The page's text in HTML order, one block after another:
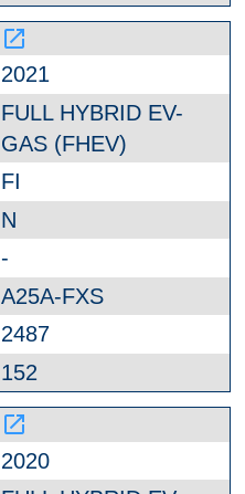
launch
2021
FULL HYBRID EV-
GAS (FHEV)
FI
N
-
A25A-FXS
2487
152
launch
2020